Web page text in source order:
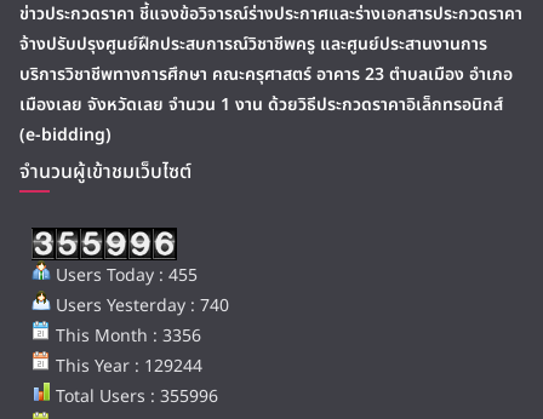
ข่าวประกวดราคา ชี้แจงข้อวิจารณ์ร่างประกาศและร่างเอกสารประกวดราคา
จ้างปรับปรุงศูนย์ฝึกประสบการณ์วิชาชีพครู และศูนย์ประสานงานการ
บริการวิชาชีพทางการศึกษา คณะครุศาสตร์ อาคาร 23 ตำบลเมือง อำเภอ
เมืองเลย จังหวัดเลย จำนวน 1 งาน ด้วยวิธีประกวดราคาอิเล็กทรอนิกส์
(e-bidding)
จำนวนผู้เข้าชมเว็บไซต์
Users Today : 455
Users Yesterday : 740
This Month : 3356
This Year : 129244
Total Users : 355996